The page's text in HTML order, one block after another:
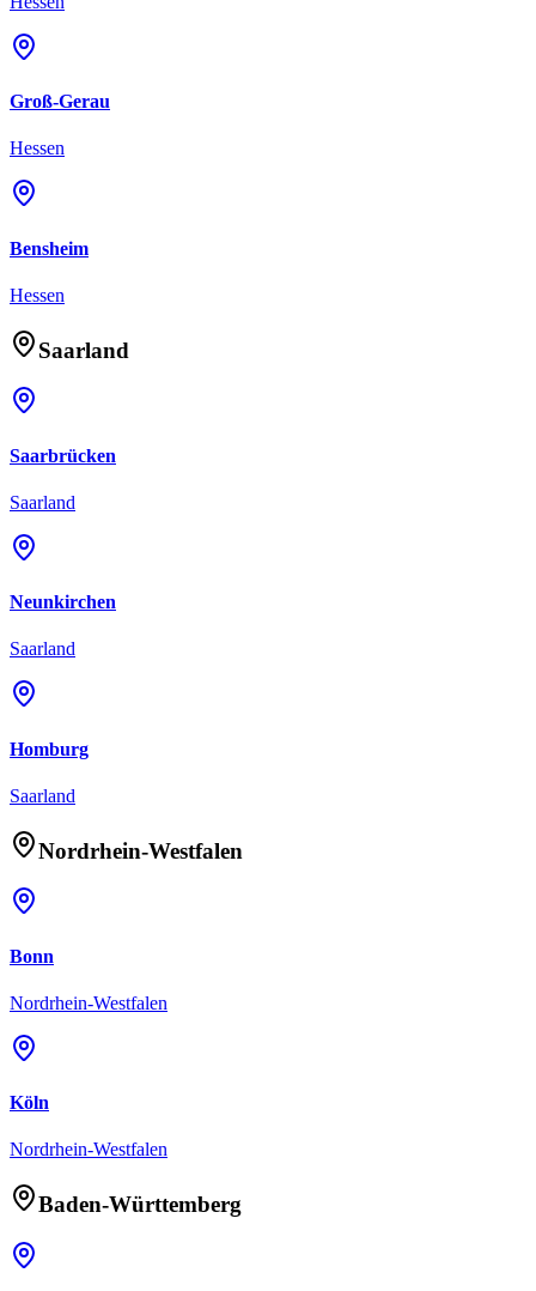
Groß-Gerau
Hessen
Bensheim
Hessen
Saarland
Saarbrücken
Saarland
Neunkirchen
Saarland
Homburg
Saarland
Nordrhein-Westfalen
Bonn
Nordrhein-Westfalen
Köln
Nordrhein-Westfalen
Baden-Württemberg